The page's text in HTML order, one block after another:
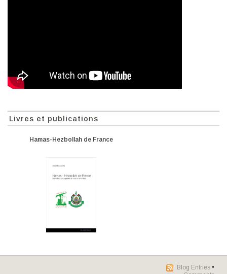
Livres et publications
Hamas-Hezbollah de France
Blog Entries •